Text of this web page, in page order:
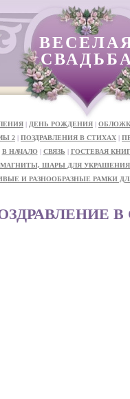
| ДЕНЬ РОЖДЕНИЯ |
2 | ПОЗДРАВЛЕНИЯ В СТИХАХ |
В НАЧАЛО| СВЯЗЬ | ГОСТЕВАЯ
ШАРЫ ДЛЯ
И РАЗНООБРАЗНЫЕ РАМКИ
В